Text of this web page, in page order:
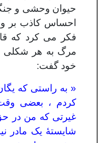
حیوان وحشی و
احساس کاذب بر
فکر می کرد که
مرگ به هر شکلی
خود گفت:
« به راستی که
کردم ، بعضی
غیرتی که من در
شایستۀ یک مادر